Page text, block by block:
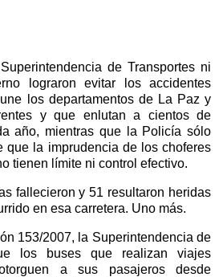
de Transportes ni
lograron evitar los accidentes
los departamentos de La Paz y
y que enlutan a cientos de
año, mientras que la Policía sólo
que la imprudencia de los choferes
tienen límite ni control efectivo.
fallecieron y 51 resultaron heridas
en esa carretera. Uno más.
153/2007, la Superintendencia de
los buses que realizan viajes
otorguen a sus pasajeros desde